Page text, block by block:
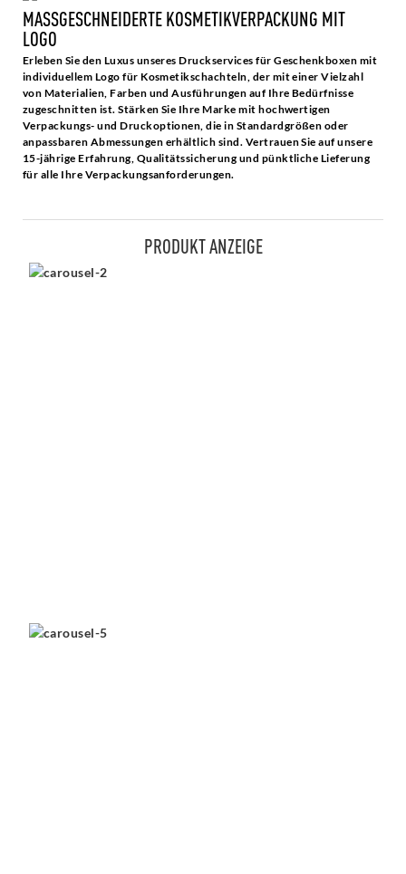
MASSGESCHNEIDERTE KOSMETIKVERPACKUNG MIT L
OGO
Erleben Sie den Luxus unseres Druckservices für Geschenkboxen mit
individuellem Logo für Kosmetikschachteln, der mit einer Vielzahl
von Materialien, Farben und Ausführungen auf Ihre Bedürfnisse
zugeschnitten ist. Stärken Sie Ihre Marke mit hochwertigen
Verpackungs- und Druckoptionen, die in Standardgrößen oder
anpassbaren Abmessungen erhältlich sind. Vertrauen Sie auf unsere
15-jährige Erfahrung, Qualitätssicherung und pünktliche Lieferung
für alle Ihre Verpackungsanforderungen.
PRODUKT ANZEIGE